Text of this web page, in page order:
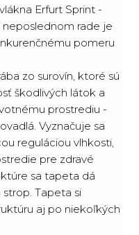
Erfurt Sprint -
rade je
pomeru
zo surovín, ktoré sú
škodlivých látok a
prostrediu -
Vyznačuje sa
reguláciou vlhkosti,
pre zdravé
sa tapeta dá
Tapeta si
aj po niekoľkých